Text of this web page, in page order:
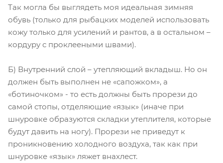
Так могла бы выглядеть моя идеальная зимняя
обувь (только для рыбацких моделей использовать
кожу только для усилений и рантов, а в остальном –
кордуру с проклееными швами).
Б) Внутренний слой – утепляющий вкладыш. Но он
должен быть выполнен не «сапожком», а
«ботиночком» - то есть должны быть прорези до
самой стопы, отделяющие «язык» (иначе при
шнуровке образуются складки утеплителя, которые
будут давить на ногу). Прорези не приведут к
проникновению холодного воздуха, так как при
шнуровке «язык» ляжет внахлест.